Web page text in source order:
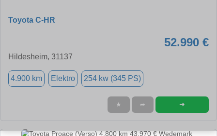
Toyota C-HR
52.990 €
Hildesheim, 31137
4.900 km Elektro 254 kw (345 PS)
★ ➦ ➜